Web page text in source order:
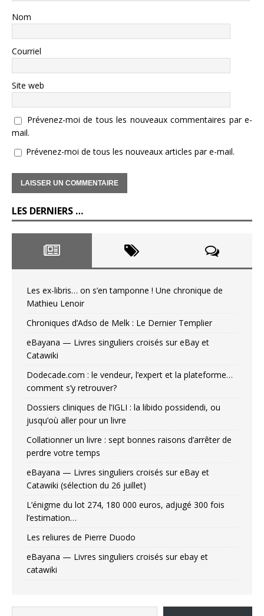
Nom
Courriel
Site web
Prévenez-moi de tous les nouveaux commentaires par e-
mail.
Prévenez-moi de tous les nouveaux articles par e-mail.
LES DERNIERS …
Les ex-libris… on s’en tamponne ! Une chronique de
Mathieu Lenoir
Chroniques d’Adso de Melk : Le Dernier Templier
eBayana — Livres singuliers croisés sur eBay et
Catawiki
Dodecade.com : le vendeur, l’expert et la plateforme…
comment s’y retrouver?
Dossiers cliniques de l’IGLI : la libido possidendi, ou
jusqu’où aller pour un livre
Collationner un livre : sept bonnes raisons d’arrêter de
perdre votre temps
eBayana — Livres singuliers croisés sur eBay et
Catawiki (sélection du 26 juillet)
L’énigme du lot 274, 180 000 euros, adjugé 300 fois
l’estimation…
Les reliures de Pierre Duodo
eBayana — Livres singuliers croisés sur ebay et
catawiki